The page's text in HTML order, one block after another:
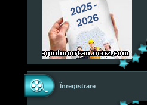
Înregistrare